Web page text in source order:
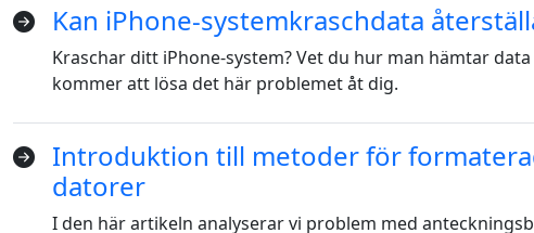
Kan iPhone-systemkraschdata
Kraschar ditt iPhone-system? Vet du hur man hämtar
kommer att lösa det här problemet åt dig.
Introduktion till metoder för
datorer
I den här artikeln analyserar vi problem med
Norsk Suomalainen
Ελληνικά Türk
தமிழ் Bahasa Melayu
ไทย
Română Polskie
қазақ